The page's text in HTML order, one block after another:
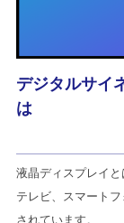
デジタルサイ
は
液晶ディスプレイと
テレビ、スマート
されています。